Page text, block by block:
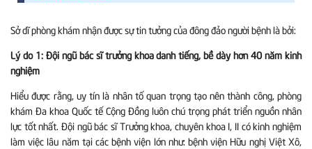
Sở dĩ phòng khám nhận được sự tin tưởng của đông đảo người bệnh là bởi:
Lý do 1: Đội ngũ bác sĩ trưởng khoa danh tiếng, bề dày hơn 40 năm kinh
nghiệm
Hiểu được rằng, uy tín là nhân tố quan trọng tạo nên thành công, phòng
khám Đa khoa Quốc tế Cộng Đồng luôn chú trọng phát triển nguồn nhân
lực tốt nhất. Đội ngũ bác sĩ Trưởng khoa, chuyên khoa I, II có kinh nghiệm
làm việc lâu năm tại các bệnh viện lớn như: bệnh viện Hữu nghị Việt Xô,